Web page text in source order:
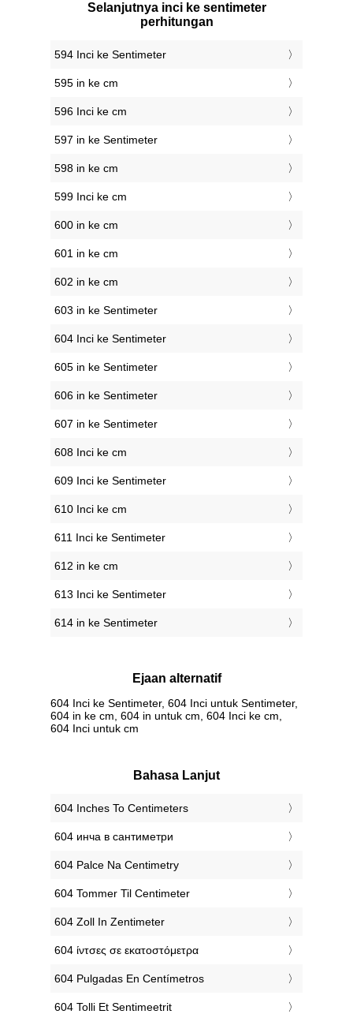
Selanjutnya inci ke sentimeter
perhitungan
594 Inci ke Sentimeter
595 in ke cm
596 Inci ke cm
597 in ke Sentimeter
598 in ke cm
599 Inci ke cm
600 in ke cm
601 in ke cm
602 in ke cm
603 in ke Sentimeter
604 Inci ke Sentimeter
605 in ke Sentimeter
606 in ke Sentimeter
607 in ke Sentimeter
608 Inci ke cm
609 Inci ke Sentimeter
610 Inci ke cm
611 Inci ke Sentimeter
612 in ke cm
613 Inci ke Sentimeter
614 in ke Sentimeter
Ejaan alternatif
604 Inci ke Sentimeter, 604 Inci untuk Sentimeter,
604 in ke cm, 604 in untuk cm, 604 Inci ke cm,
604 Inci untuk cm
Bahasa Lanjut
‎604 Inches To Centimeters
‎604 инча в сантиметри
‎604 Palce Na Centimetry
‎604 Tommer Til Centimeter
‎604 Zoll In Zentimeter
‎604 ίντσες σε εκατοστόμετρα
‎604 Pulgadas En Centímetros
‎604 Tolli Et Sentimeetrit